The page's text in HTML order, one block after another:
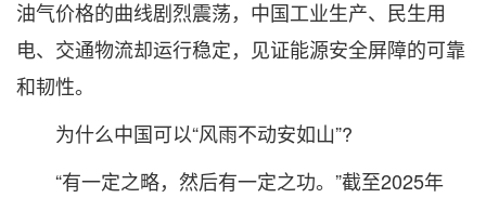
油气价格的曲线剧烈震荡，中国工业生产、民生用
电、交通物流却运行稳定，见证能源安全屏障的可靠
和韧性。
为什么中国可以“风雨不动安如山”?
“有一定之略，然后有一定之功。”截至2025年